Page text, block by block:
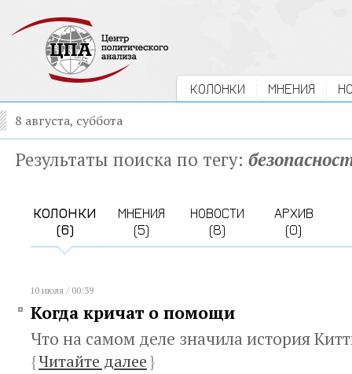
КОЛОНКИ МНЕНИЯ
8 августа, суббота
Результаты поиска по тегу:
КОЛОНКИ
(6)
МНЕНИЯ
(5)
НОВОСТИ
(8)
АРХИВ
(0)
10 июля / 00:39
Когда кричат о помощи
Что на самом деле значила история
{Читайте далее}